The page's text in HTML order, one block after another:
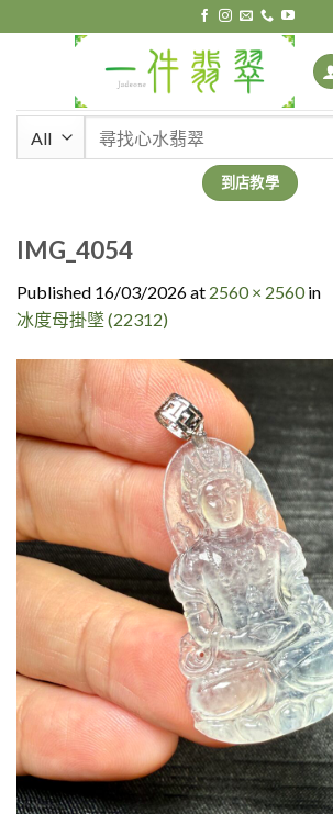
to
到店教學
IMG_4054
Published 16/03/2026at 2560 × 2560in
冰度母掛墜 (22312)